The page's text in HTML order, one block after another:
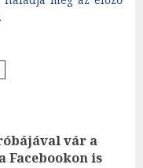
vár a
Facebookon is